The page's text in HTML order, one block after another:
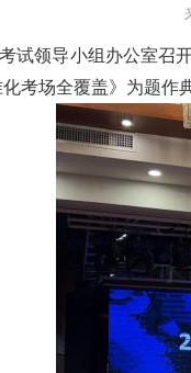
试领导小组办公室召
考场全覆盖》为题作